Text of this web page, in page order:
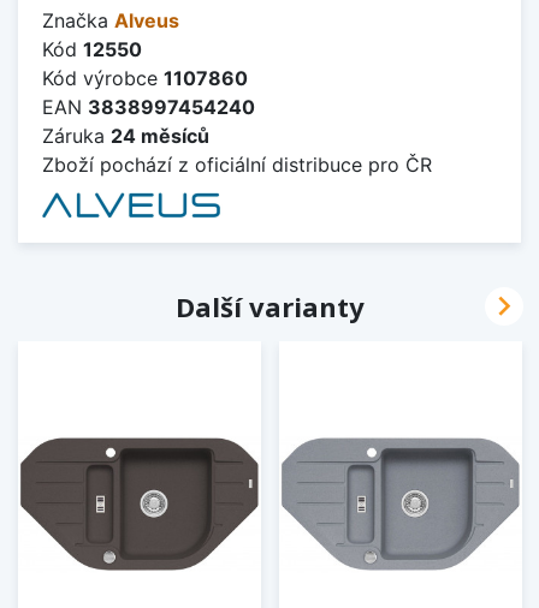
Značka Alveus
Kód 12550
Kód výrobce 1107860
EAN 3838997454240
Záruka 24 měsíců
Zboží pochází z oficiální distribuce pro ČR
Další varianty 